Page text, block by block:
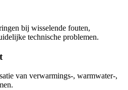
bij wisselende fouten,
technische problemen.
van verwarmings-, warmwater-,